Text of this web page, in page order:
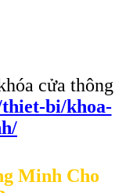
cửa thông
bi/khoa-
Minh Cho